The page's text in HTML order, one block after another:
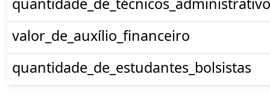
valor_de_auxílio_financeiro
quantidade_de_estudantes_bolsistas